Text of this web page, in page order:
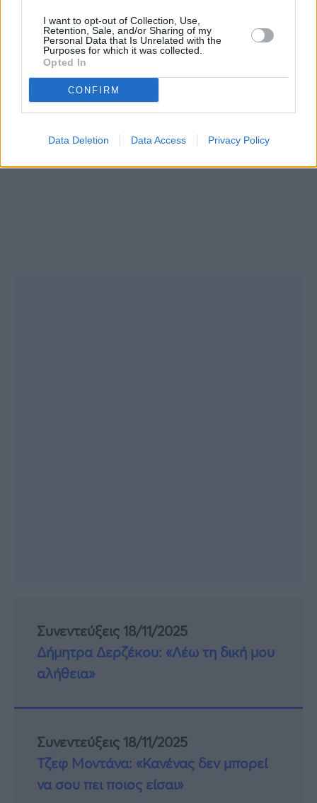
I want to opt-out of Collection, Use,
Retention, Sale, and/or Sharing of my
Personal Data that Is Unrelated with the
Purposes for which it was collected.
Opted In
CONFIRM
Data Deletion Data Access Privacy Policy
Εξακολουθώ να επιμένω ότι με ασπιρίνες δεν
θεραπεύονται σημαντικές ασθένειες. Ο
οπτικός έλεγχος είναι κάτι που γίνεται σε
πρώτη φάση. Απαιτούνται λεπτομερείς
διερευνήσεις συγκεκριμένων σχολείων και
βελτιώσεις της στατικότητας τους», έγραψε.
Συνεντεύξεις 18/11/2025
Δήμητρα Δερζέκου: «Λέω τη δική μου
αλήθεια»
Συνεντεύξεις 18/11/2025
Τζεφ Μοντάνα: «Κανένας δεν μπορεί
να σου πει ποιος είσαι»